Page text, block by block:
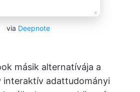
via Deepnote
másik alternatívája a
interaktív adattudományi